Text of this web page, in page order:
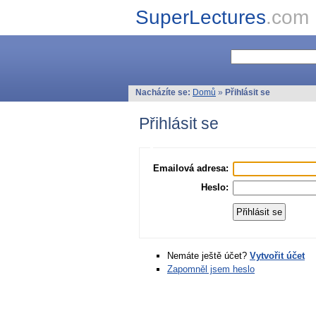
SuperLectures.com
Nacházíte se: Domů » Přihlásit se
Přihlásit se
Emailová adresa:
Heslo:
Nemáte ještě účet? Vytvořit účet
Zapomněl jsem heslo